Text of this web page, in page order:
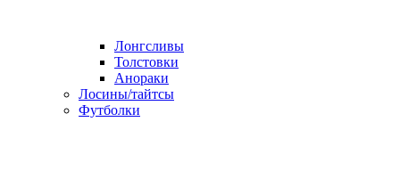
Лонгсливы
Толстовки
Анораки
Лосины/тайтсы
Футболки